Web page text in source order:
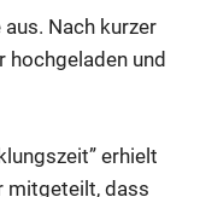
Nach kurzer
hochgeladen und
erhielt
mitgeteilt, dass